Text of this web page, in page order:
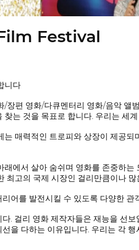
Festival
니다
장편 영화/다큐멘터리 영화/음악 앨
는 것을 목표로 합니다. 우리는 세
매력적인 트로피와 상장이 제공
에서 살아 숨쉬며 영화를 존중하는
최고의 국제 시장인 걸리만큼이나
어를 발전시킬 수 있도록 다양한
. 걸리 영화 제작자들은 재능을 선
을 다하는 이유입니다. 우리는 각